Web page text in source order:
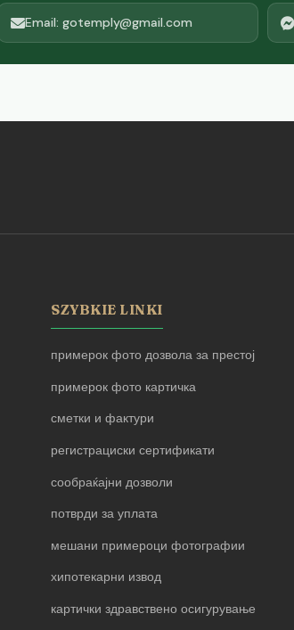
Email: gotemply@gmail.com
SZYBKIE LINKI
примерок фото дозвола за престој
примерок фото картичка
сметки и фактури
регистрациски сертификати
сообраќајни дозволи
потврди за уплата
мешани примероци фотографии
хипотекарни извод
картички здравствено осигурување